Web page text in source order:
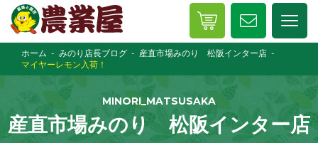
ホーム みのり店長ブログ
産直市場みのり 松阪インター店
マイヤーレモン入荷！
MINORI_MATSUSAKA
産直市場みのり 松阪インター店